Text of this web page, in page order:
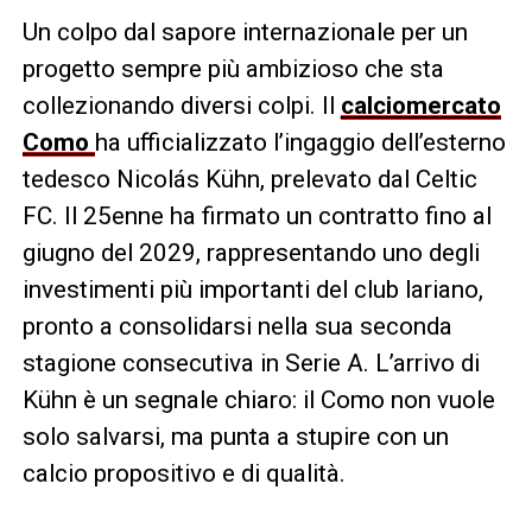
Un colpo dal sapore internazionale per un
progetto sempre più ambizioso che sta
collezionando diversi colpi. Il calciomercato
Como ha ufficializzato l’ingaggio dell’esterno
tedesco Nicolás Kühn, prelevato dal Celtic
FC. Il 25enne ha firmato un contratto fino al
giugno del 2029, rappresentando uno degli
investimenti più importanti del club lariano,
pronto a consolidarsi nella sua seconda
stagione consecutiva in Serie A. L’arrivo di
Kühn è un segnale chiaro: il Como non vuole
solo salvarsi, ma punta a stupire con un
calcio propositivo e di qualità.